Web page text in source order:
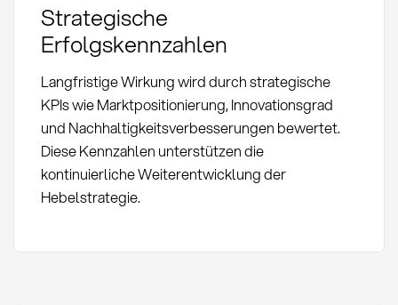
Strategische
Erfolgskennzahlen
Langfristige Wirkung wird durch strategische
KPIs wie Marktpositionierung, Innovationsgrad
und Nachhaltigkeitsverbesserungen bewertet.
Diese Kennzahlen unterstützen die
kontinuierliche Weiterentwicklung der
Hebelstrategie.